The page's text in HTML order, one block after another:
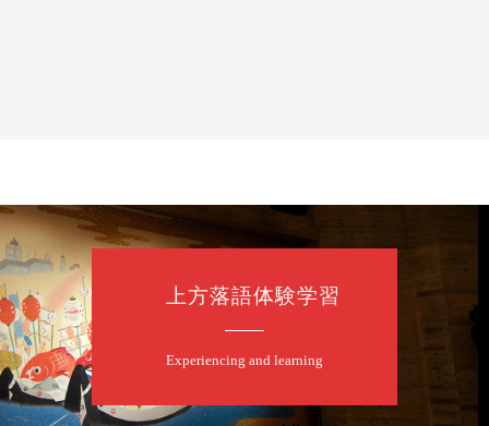
く」／露の都「子は鎹」上方落語体験学習
Experiencing and learning